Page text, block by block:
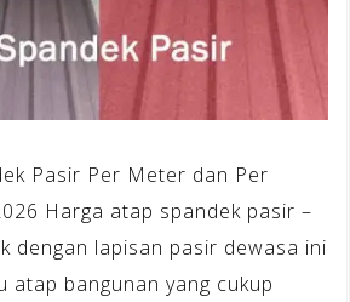
Pasir Per Meter dan Per
Harga atap spandek pasir –
dengan lapisan pasir dewasa ini
atap bangunan yang cukup